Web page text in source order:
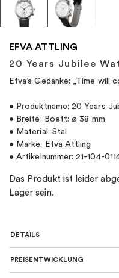
EFVA ATTLING
20 Years Jubilee
Efva’s Gedänke: „Time will
• Produktname: 20 Years
• Breite: Boett: ø 38 mm
• Material: Stal
• Marke: Efva Attling
• Artikelnummer: 21-104-
Das Produkt ist leider
Lager sein.
DETAILS
SKU
PREISENTWICKLUNG